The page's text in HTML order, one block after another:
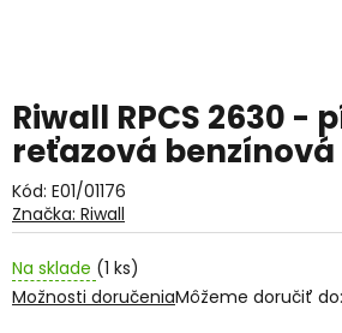
Riwall RPCS 2630 -
reťazová benzínová
Kód: E01/01176
Na sklade (1 ks)
Môžeme doručiť do:
Možnosti doručenia
Značka: Riwall